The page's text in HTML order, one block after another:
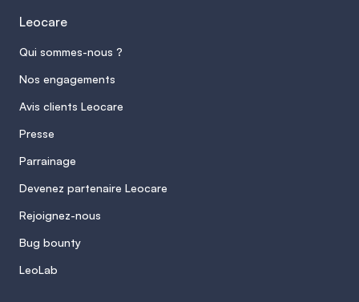
Leocare
Qui sommes-nous ?
Nos engagements
Avis clients Leocare
Presse
Parrainage
Devenez partenaire Leocare
Rejoignez-nous
Bug bounty
LeoLab